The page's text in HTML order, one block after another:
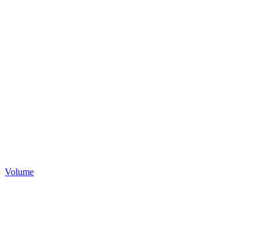
Volume